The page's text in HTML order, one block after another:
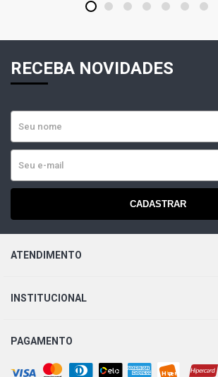
1 2 3 4 5 6 7
RECEBA NOVIDADES
CADASTRAR
ATENDIMENTO
INSTITUCIONAL
PAGAMENTO